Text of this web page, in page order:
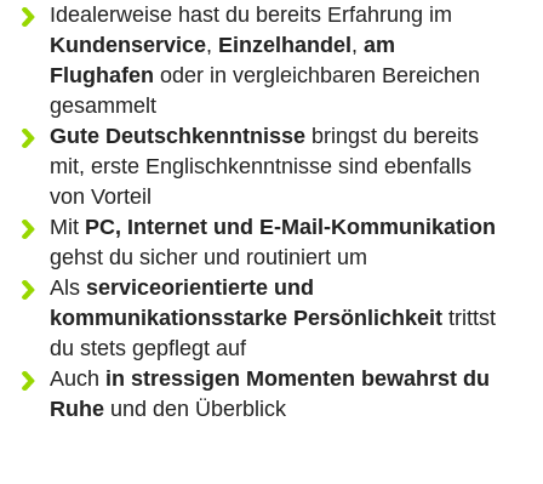
Idealerweise hast du bereits Erfahrung im
Kundenservice, Einzelhandel, am
Flughafen oder in vergleichbaren Bereichen
gesammelt
Gute Deutschkenntnisse bringst du bereits
mit, erste Englischkenntnisse sind ebenfalls
von Vorteil
Mit PC, Internet und E-Mail-Kommunikation
gehst du sicher und routiniert um
Als serviceorientierte und
kommunikationsstarke Persönlichkeit trittst
du stets gepflegt auf
Auch in stressigen Momenten bewahrst du
Ruhe und den Überblick